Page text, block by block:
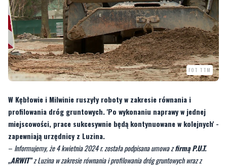
FOT TTM
W Kębłowie i Milwinie ruszyły roboty w zakresie równania i
profilowania dróg gruntowych. 'Po wykonaniu naprawy w jednej
miejscowości, prace sukcesywnie będą kontynuowane w kolejnych' -
zapewniają urzędnicy z Luzina.
– Informujemy, że 4 kwietnia 2024 r. została podpisana umowa zfirmą P.U.T.
„ARWIT”z Luzina w zakresie równania i profilowania dróg gruntowych wraz z